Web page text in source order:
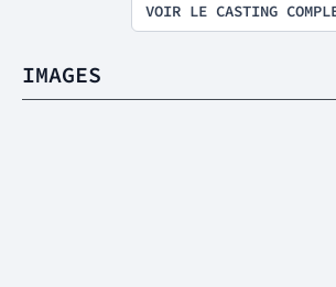
VOIR LE CASTING
IMAGES